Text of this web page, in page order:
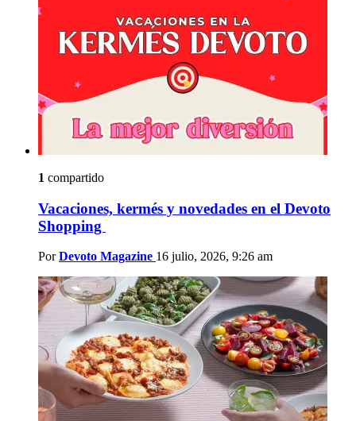
1 compartido
Vacaciones, kermés y novedades en el Devoto
Shopping
Por Devoto Magazine 16 julio, 2026, 9:26 am